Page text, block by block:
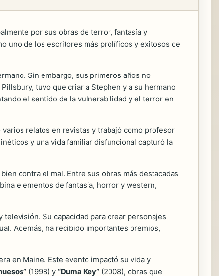
por sus obras de terror, fantasía y
uno de los escritores más prolíficos y exitosos de
Sin embargo, sus primeros años no
tuvo que criar a Stephen y a su hermano
el sentido de la vulnerabilidad y el terror en
relatos en revistas y trabajó como profesor.
y una vida familiar disfuncional capturó la
contra el mal. Entre sus obras más destacadas
elementos de fantasía, horror y western,
Su capacidad para crear personajes
Además, ha recibido importantes premios,
en Maine. Este evento impactó su vida y
(1998) y “Duma Key” (2008), obras que